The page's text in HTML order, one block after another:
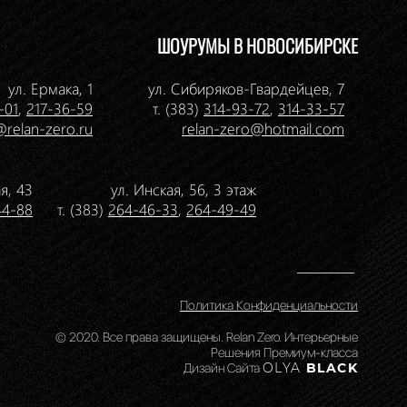
ШОУРУМЫ В НОВОСИБИРСКЕ
ул. Ермака, 1
, 217-36-59
zero.ru
ул. Сибиряков-Гвардейцев, 7
т. (383) 314-93-72, 314-33-57
relan-zero@hotmail.com
43
88
ул. Инская, 56, 3 этаж
т. (383) 264-46-33, 264-49-49
Политика Конфиденциальности
© 2020. Все права защищены. Relan Zero. Интерьерные
Решения Премиум-класса
Дизайн СайтаOLYA BLACK